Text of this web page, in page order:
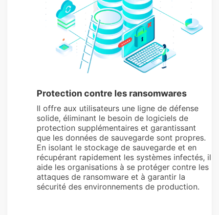
Protection contre les ransomwares
Il offre aux utilisateurs une ligne de défense
solide, éliminant le besoin de logiciels de
protection supplémentaires et garantissant
que les données de sauvegarde sont propres.
En isolant le stockage de sauvegarde et en
récupérant rapidement les systèmes infectés, il
aide les organisations à se protéger contre les
attaques de ransomware et à garantir la
sécurité des environnements de production.